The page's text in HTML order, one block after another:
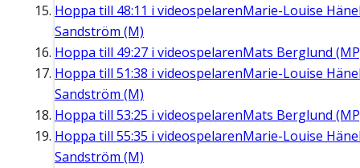
Hoppa till 48:11 i videospelarenMarie-Louise
Sandström (M)
Hoppa till 49:27 i videospelarenMats Berglund
Hoppa till 51:38 i videospelarenMarie-Louise
Sandström (M)
Hoppa till 53:25 i videospelarenMats Berglund
Hoppa till 55:35 i videospelarenMarie-Louise
Sandström (M)